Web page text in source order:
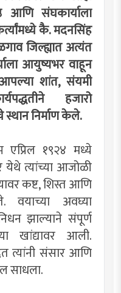
आणि संघकार्याला
कै. मदनसिंह
जिल्ह्यात अत्यंत
आयुष्यभर वाहून
शांत, संयमी
हजारो
निर्माण केले.
१९२४ मध्ये
येथे त्यांच्या आजोळी
कष्ट, शिस्त आणि
वयाच्या अवघ्या
झाल्याने संपूर्ण
खांद्यावर आली.
त्यांनी संसार आणि
साधला.